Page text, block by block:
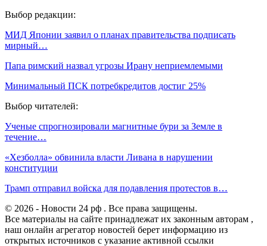
Выбор редакции:
МИД Японии заявил о планах правительства подписать
мирный…
Папа римский назвал угрозы Ирану неприемлемыми
Минимальный ПСК потребкредитов достиг 25%
Выбор читателей:
Ученые спрогнозировали магнитные бури за Земле в
течение…
«Хезболла» обвинила власти Ливана в нарушении
конституции
Трамп отправил войска для подавления протестов в…
© 2026 - Новости 24 рф . Все права защищены.
Все материалы на сайте принадлежат их законным авторам ,
наш онлайн агрегатор новостей берет информацию из
открытых источников с указание активной ссылки